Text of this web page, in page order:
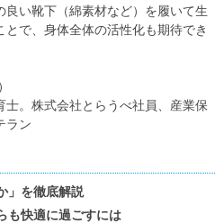
良い靴下（綿素材など）を履いて生
で、身体全体の活性化も期待でき
。株式会社とらうべ社員、産業保
ラン
」を徹底解説
も快適に過ごすには